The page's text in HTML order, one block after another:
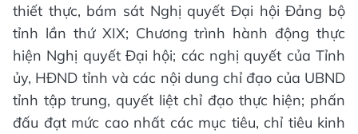
thiết thực, bám sát Nghị quyết Đại hội Đảng bộ
tỉnh lần thứ XIX; Chương trình hành động thực
hiện Nghị quyết Đại hội; các nghị quyết của Tỉnh
ủy, HĐND tỉnh và các nội dung chỉ đạo của UBND
tỉnh tập trung, quyết liệt chỉ đạo thực hiện; phấn
đấu đạt mức cao nhất các mục tiêu, chỉ tiêu kinh